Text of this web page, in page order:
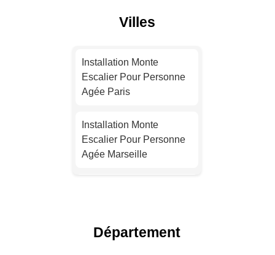
Villes
Installation Monte
Escalier Pour Personne
Agée Paris
Installation Monte
Escalier Pour Personne
Agée Marseille
Département